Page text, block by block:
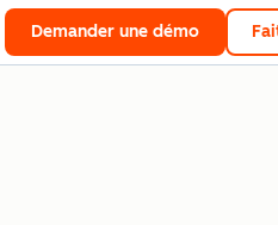
Demander une démo